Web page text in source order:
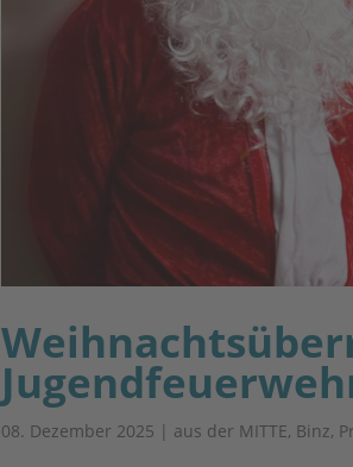
08. Dezember 2025 | aus der MITTE, Binz,